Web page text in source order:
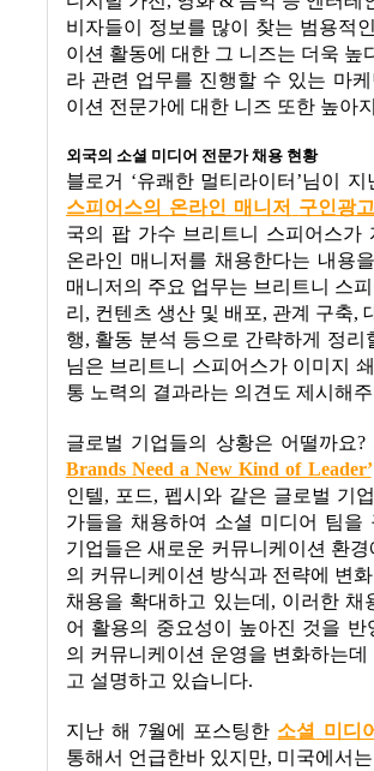
비자들이 정보를 많이 찾는 범용적인
이션 활동에 대한 그 니즈는 더욱 높
라 관련 업무를 진행할 수 있는 마케
이션 전문가에 대한 니즈 또한 높아
외국의 소셜 미디어 전문가 채용 현황
블로거 ‘유쾌한 멀티라이터 ’님이 지
스피어스의
온라인 매니저 구인광
국의 팝 가수 브리트니 스피어스
온라인 매니저를 채용한다는 내용
매니저의 주요 업무는 브리트니 스
리 , 컨텐츠 생산 및 배포, 관계 구축,
행, 활동 분석 등으로 간략하게 정리
님은 브리트니 스피어스가 이미지
통 노력의 결과라는 의견도 제시해
글로벌 기업들의 상황은 어떨까요?
Brands Need a New Kind of Leader’
인텔, 포드,펩시와 같은 글로벌 기
가들을 채용하여 소셜 미디어 팀을
기업들은 새로운 커뮤니케이션 환
의 커뮤니케이션 방식과 전략에 변
채용을 확대하고 있는데 , 이러한 채
어 활용의 중요성이 높아진 것을 반
의 커뮤니케이션 운영을 변화하는
고 설명하고 있습니다.
지난 해 7월에 포스팅한 소셜 미디
통해서 언급한바 있지만, 미국에서